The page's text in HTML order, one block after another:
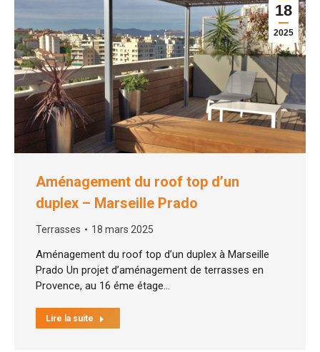
18
2025
Aménagement du roof top d’un
duplex – Marseille Prado
Terrasses 18 mars 2025
Aménagement du roof top d’un duplex à Marseille
Prado Un projet d’aménagement de terrasses en
Provence, au 16 éme étage…
Lire la suite